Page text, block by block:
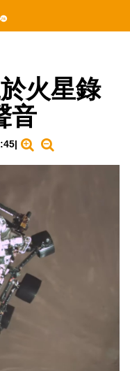
火星錄
音
|